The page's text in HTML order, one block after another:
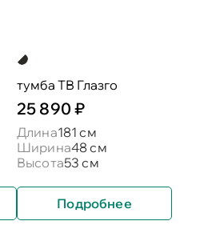
тумба ТВ Глазго
25 890 ₽
Длина181 см
Ширина48 см
Высота53 см
Подробнее